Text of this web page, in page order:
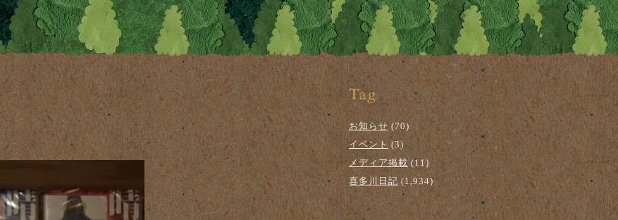
お知らせ(70)
イベント (3)
メディア掲載(11)
喜多川日記(1,934)